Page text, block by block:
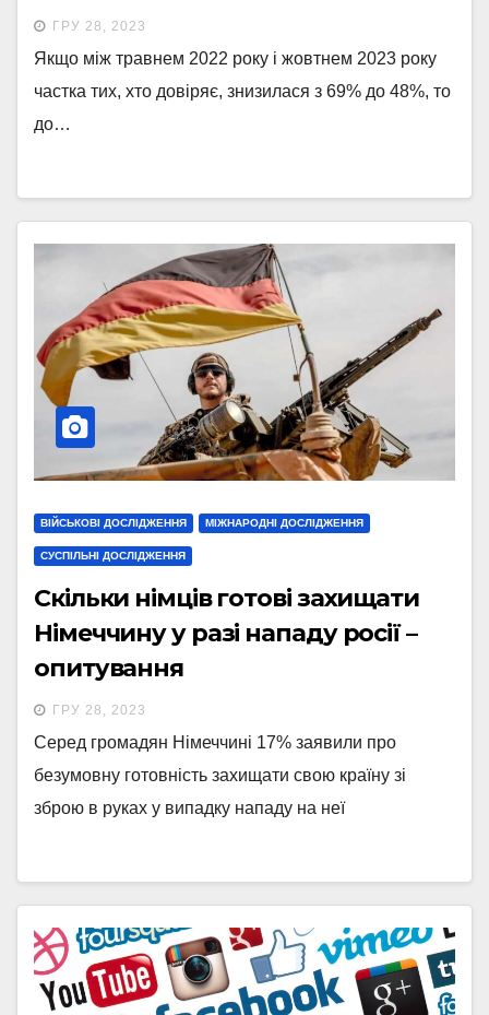
ГРУ 28, 2023
Якщо між травнем 2022 року і жовтнем 2023 року
частка тих, хто довіряє, знизилася з 69% до 48%, то
до…
ВІЙСЬКОВІ ДОСЛІДЖЕННЯ МІЖНАРОДНІ ДОСЛІДЖЕННЯ
СУСПІЛЬНІ ДОСЛІДЖЕННЯ
Скільки німців готові захищати
Німеччину у разі нападу росії –
опитування
ГРУ 28, 2023
Серед громадян Німеччині 17% заявили про
безумовну готовність захищати свою країну зі
зброю в руках у випадку нападу на неї